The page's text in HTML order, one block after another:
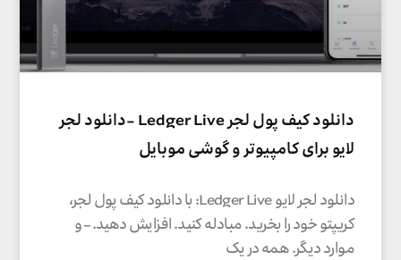
دانلود کیف پول لجر Ledger Live -دانلود لجر
لایو برای کامپیوتر و گوشی موبایل
دانلود لجر لایو Ledger Live: با دانلود کیف پول لجر،
کریپتو خود را بخرید. مبادله کنید. افزایش دهید. – و
موارد دیگر. همه در یک